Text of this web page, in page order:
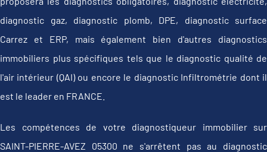
diagnostic gaz, diagnostic plomb, DPE, diagnostic surface
Carrez et ERP, mais également bien d'autres diagnostics
immobiliers plus spécifiques tels que le diagnostic qualité de
l'air intérieur (QAI) ou encore le diagnostic Infiltrométrie dont il
est le leader en FRANCE.
Les compétences de votre diagnostiqueur immobilier sur
SAINT-PIERRE-AVEZ 05300 ne s'arrêtent pas au diagnostic